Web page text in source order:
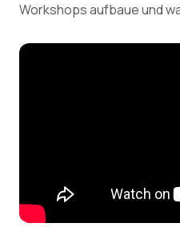
Workshops aufbaue und